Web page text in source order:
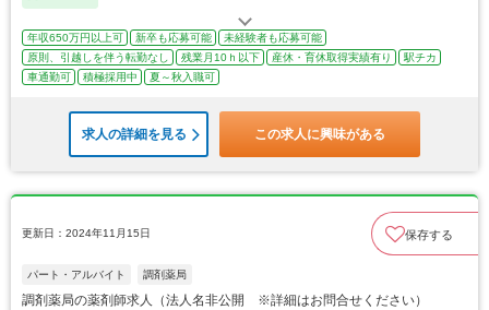
年収650万円以上可 新卒も応募可能
未経験者も応募可能
原則、引越しを伴う転勤なし
残業月10ｈ以下 産休・育休取得実績有り
駅チカ
車通勤可
積極採用中 夏～秋入職可
求人の詳細を見る この求人に興味がある
更新日：2024年11月15日 保存する
パート・アルバイト 調剤薬局
調剤薬局の薬剤師求人（法人名非公開 ※詳細はお問合せください）